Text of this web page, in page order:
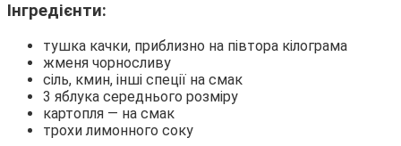
Інгредієнти:
тушка качки, приблизно на півтора кілограма
жменя чорносливу
сіль, кмин, інші спеції на смак
3 яблука середнього розміру
картопля — на смак
трохи лимонного соку